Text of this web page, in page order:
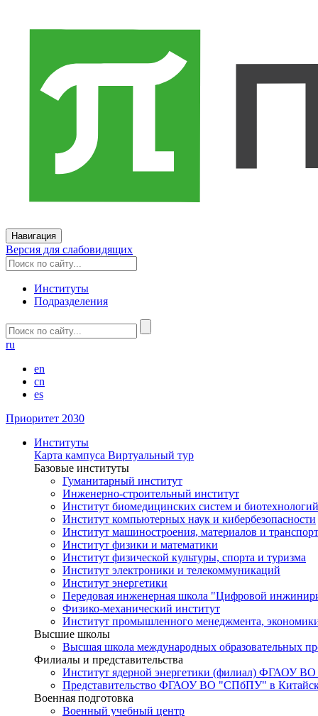
Навигация
Версия для слабовидящих
Институты
Подразделения
ru
en
cn
es
Приоритет 2030
Институты
Карта кампуса Виртуальный тур
Базовые институты
Гуманитарный институт
Инженерно-строительный институт
Институт биомедицинских систем и биотехнологий
Институт компьютерных наук и кибербезопасности
Институт машиностроения, материалов и
Институт физики и математики
Институт физической культуры, спорта и туризма
Институт электроники и телекоммуникаций
Институт энергетики
Передовая инженерная школа "Цифровой
Физико-механический институт
Институт промышленного менеджмента,
Высшие школы
Высшая школа международных образовательных
Филиалы и представительства
Институт ядерной энергетики (филиал) ФГАОУ
Представительство ФГАОУ ВО "СПбПУ" в
Военная подготовка
Военный учебный центр